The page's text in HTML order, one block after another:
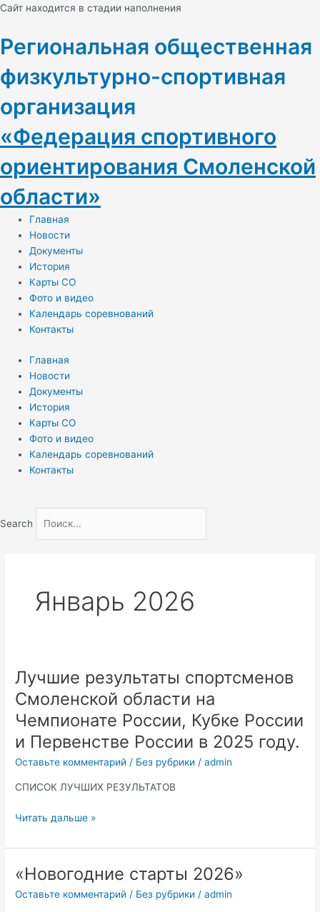
Перейти
содержимому
Cайт находится в стадии наполнения
Региональная общественная
физкультурно-спортивная
организация
«Федерация спортивного
ориентирования Смоленской
области»
Главная
Новости
Документы
История
Карты СО
Фото и видео
Календарь соревнований
Контакты
Главная
Новости
Документы
История
Карты СО
Фото и видео
Календарь соревнований
Контакты
Search
Январь 2026
Лучшие результаты спортсменов
Смоленской области на
Чемпионате России, Кубке России
и Первенстве России в 2025 году.
Оставьте комментарий / Без рубрики /admin
СПИСОК ЛУЧШИХ РЕЗУЛЬТАТОВ
Лучшие
результаты
спортсменов
Смоленской
области
Чемпионате
России,
России
Первенстве
в
2025
Читать дальше »
«Новогодние старты 2026»
Оставьте комментарий / Без рубрики /admin
«Новогодние старты 2026»